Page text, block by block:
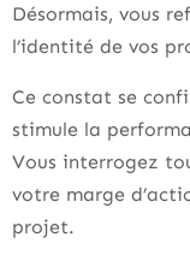
Désormais, vous
l’identité de vos
Ce constat se
stimule la
Vous interrogez
votre marge
projet.